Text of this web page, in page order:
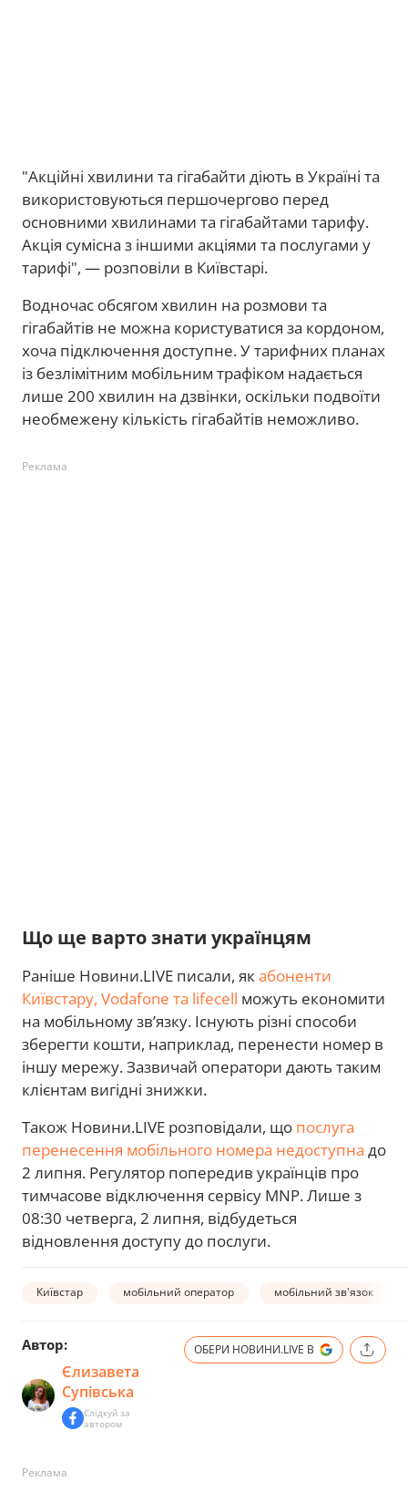
"Акційні хвилини та гігабайти діють в Україні та
використовуються першочергово перед
основними хвилинами та гігабайтами тарифу.
Акція сумісна з іншими акціями та послугами у
тарифі", — розповіли в Київстарі.
Водночас обсягом хвилин на розмови та
гігабайтів не можна користуватися за кордоном,
хоча підключення доступне. У тарифних планах
із безлімітним мобільним трафіком надається
лише 200 хвилин на дзвінки, оскільки подвоїти
необмежену кількість гігабайтів неможливо.
Реклама
Що ще варто знати українцям
Раніше Новини.LIVE писали, як абоненти
Київстару, Vodafone та lifecell можуть економити
на мобільному зв’язку. Існують різні способи
зберегти кошти, наприклад, перенести номер в
іншу мережу. Зазвичай оператори дають таким
клієнтам вигідні знижки.
Також Новини.LIVE розповідали, що послуга
перенесення мобільного номера недоступна до
2 липня. Регулятор попередив українців про
тимчасове відключення сервісу MNP. Лише з
08:30 четверга, 2 липня, відбудеться
відновлення доступу до послуги.
Київстар мобільний оператор мобільний зв'язок
Автор:
Єлизавета
Супівська
Слідкуй за
автором
ОБЕРИ НОВИНИ.LIVE В
Реклама